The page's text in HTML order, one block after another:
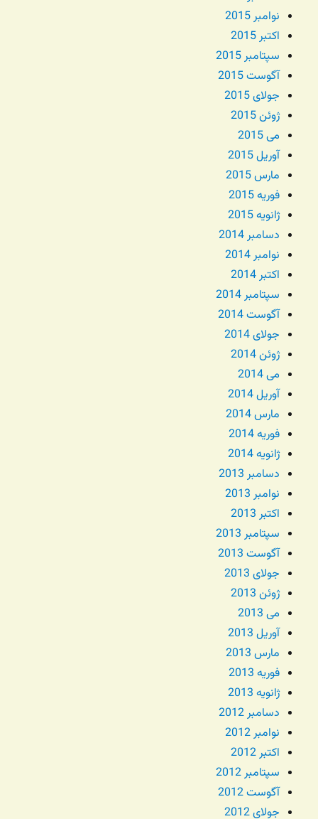
نوامبر 2015
اکتبر 2015
سپتامبر 2015
آگوست 2015
جولای 2015
ژوئن 2015
می 2015
آوریل 2015
مارس 2015
فوریه 2015
ژانویه 2015
دسامبر 2014
نوامبر 2014
اکتبر 2014
سپتامبر 2014
آگوست 2014
جولای 2014
ژوئن 2014
می 2014
آوریل 2014
مارس 2014
فوریه 2014
ژانویه 2014
دسامبر 2013
نوامبر 2013
اکتبر 2013
سپتامبر 2013
آگوست 2013
جولای 2013
ژوئن 2013
می 2013
آوریل 2013
مارس 2013
فوریه 2013
ژانویه 2013
دسامبر 2012
نوامبر 2012
اکتبر 2012
سپتامبر 2012
آگوست 2012
جولای 2012